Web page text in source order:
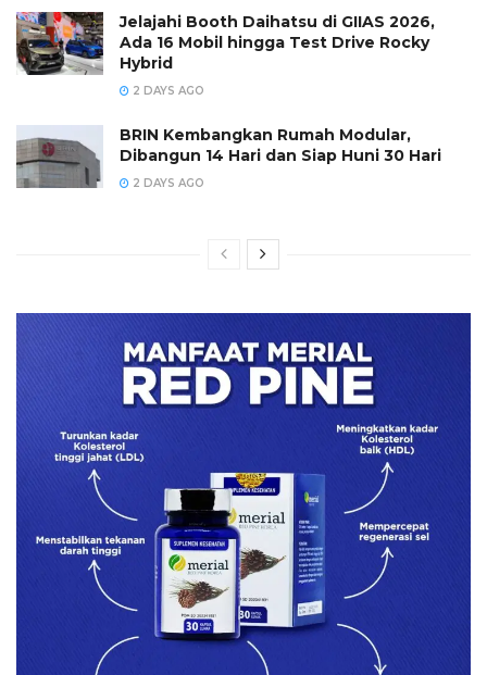
Jelajahi Booth Daihatsu di GIIAS 2026,
Ada 16 Mobil hingga Test Drive Rocky
Hybrid
2 DAYS AGO
BRIN Kembangkan Rumah Modular,
Dibangun 14 Hari dan Siap Huni 30 Hari
2 DAYS AGO